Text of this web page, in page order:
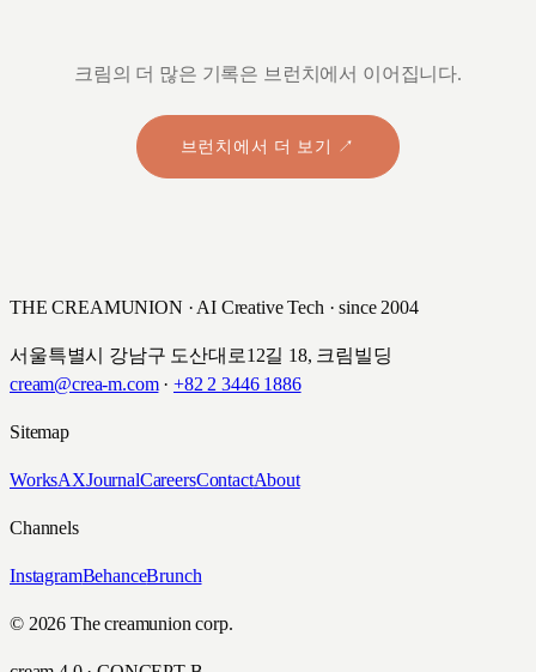
크림의 더 많은 기록은 브런치에서 이어집니다.
브런치에서 더 보기 ↗
THE CREAMUNION · AI Creative Tech · since 2004
서울특별시 강남구 도산대로12길 18, 크림빌딩
cream@crea-m.com· +82 2 3446 1886
Sitemap
WorksAXJournalCareersContactAbout
Channels
InstagramBehanceBrunch
© 2026 The creamunion corp.